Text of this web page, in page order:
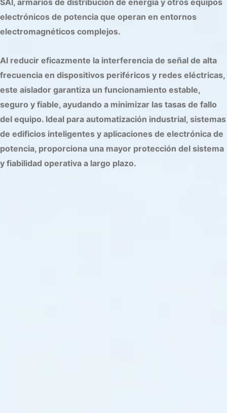
SAI, armarios de distribución de energía y otros equipos
electrónicos de potencia que operan en entornos
electromagnéticos complejos.
Al reducir eficazmente la interferencia de señal de alta
frecuencia en dispositivos periféricos y redes eléctricas,
este aislador garantiza un funcionamiento estable,
seguro y fiable, ayudando a minimizar las tasas de fallo
del equipo. Ideal para automatización industrial, sistemas
de edificios inteligentes y aplicaciones de electrónica de
potencia, proporciona una mayor protección del sistema
y fiabilidad operativa a largo plazo.